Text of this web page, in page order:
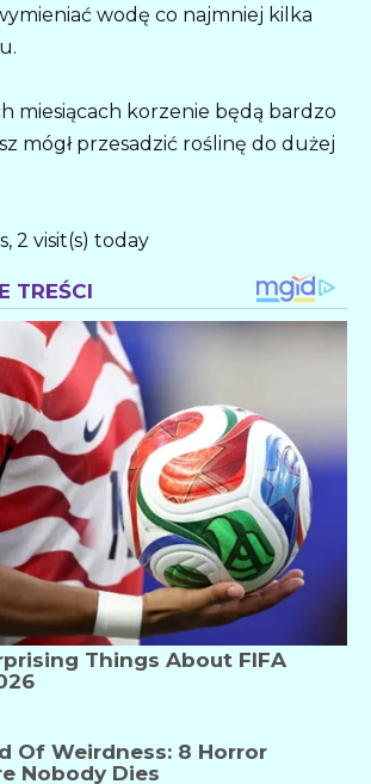
wodę co najmniej kilka
miesiącach korzenie będą bardzo
mógł przesadzić roślinę do dużej
2 visit(s) today